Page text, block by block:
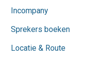
Incompany
Sprekers boeken
Locatie & Route